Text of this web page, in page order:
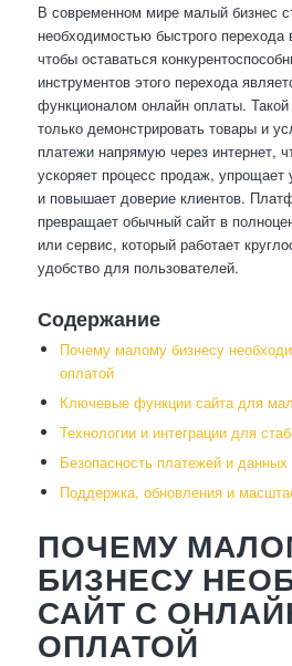
В современном мире малый бизнес
необходимостью быстрого
чтобы оставаться
инструментов этого перехода
функционалом онлайн оплаты. Такой
только демонстрировать товары и
платежи напрямую через интернет,
ускоряет процесс продаж,
и повышает доверие клиентов.
превращает обычный сайт в
или сервис, который работает
удобство для пользователей.
Содержание
Почему малому бизнесу
оплатой
Ключевые функции сайта для
Технологии и интеграции для
Безопасность платежей и данных
Поддержка, обновления и
ПОЧЕМУ
БИЗНЕСУ
САЙТ С
ОПЛАТОЙ